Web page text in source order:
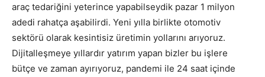
araç tedariğini yeterince yapabilseydik pazar 1 milyon
adedi rahatça aşabilirdi. Yeni yılla birlikte otomotiv
sektörü olarak kesintisiz üretimin yollarını arıyoruz.
Dijitalleşmeye yıllardır yatırım yapan bizler bu işlere
bütçe ve zaman ayırıyoruz, pandemi ile 24 saat içinde